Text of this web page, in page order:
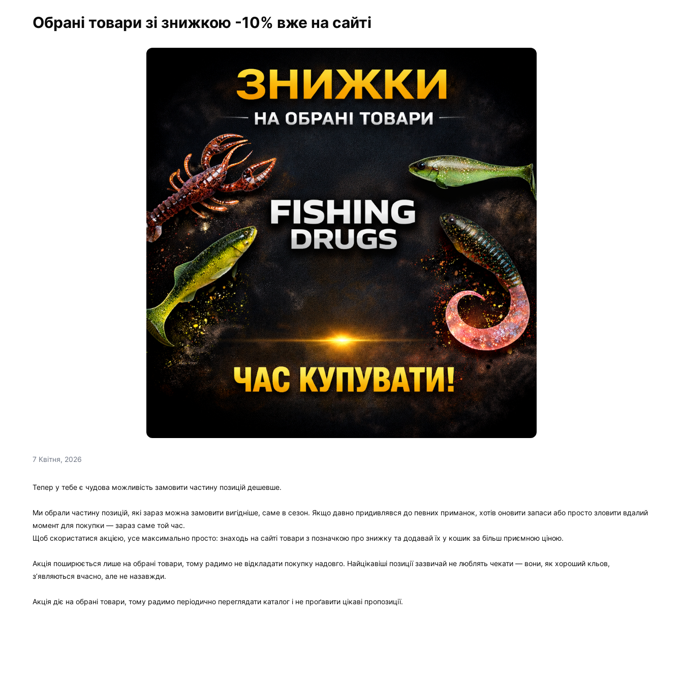
Обрані товари зі знижкою -10% вже на сайті
7 Квітня, 2026
Тепер у тебе є чудова можливість замовити частину позицій дешевше.
Ми обрали частину позицій, які зараз можна замовити вигідніше, саме в сезон. Якщо давно придивлявся до певних приманок, хотів оновити запаси або просто зловити вдалий
момент для покупки — зараз саме той час.
Щоб скористатися акцією, усе максимально просто: знаходь на сайті товари з позначкою про знижку та додавай їх у кошик за більш приємною ціною.
Акція поширюється лише на обрані товари, тому радимо не відкладати покупку надовго. Найцікавіші позиції зазвичай не люблять чекати — вони, як хороший кльов,
з’являються вчасно, але не назавжди.
Акція діє на обрані товари, тому радимо періодично переглядати каталог і не проґавити цікаві пропозиції.